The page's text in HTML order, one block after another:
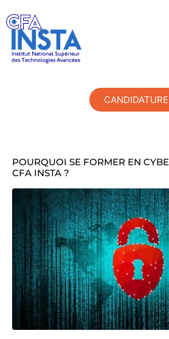
CANDIDATURE
POURQUOI SE FORMER EN
CFA INSTA ?